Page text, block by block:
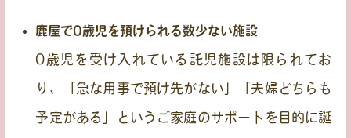
鹿屋で0歳児を預けられる数少ない施設
0歳児を受け入れている託児施設は限られてお
り、「急な用事で預け先がない」「夫婦どちらも
予定がある」というご家庭のサポートを目的に誕